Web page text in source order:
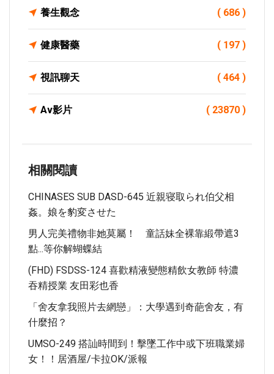
養生觀念 ( 686 )
健康醫藥 ( 197 )
視訊聊天 ( 464 )
Av影片 ( 23870 )
相關閱讀
CHINASES SUB DASD-645 近親寝取られ伯父相
姦。娘を豹変させた
男人完美禮物非她莫屬！ 童話妹全裸靠緞帶遮3
點...等你解蝴蝶結
(FHD) FSDSS-124 喜歡精液變態精飲女教師 特濃
吞精授業 友田彩也香
「舍友拿我照片去網戀」：大學遇到奇葩舍友，有
什麼招？
UMSO-249 搭訕時間到！擊墜工作中或下班職業婦
女！！居酒屋/卡拉OK/派報